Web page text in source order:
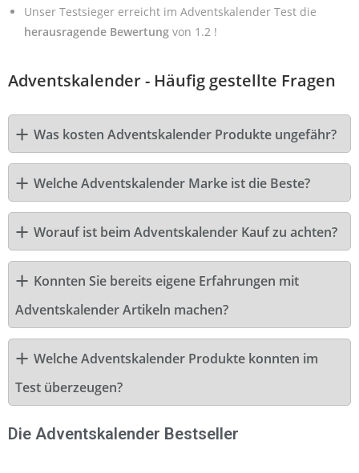
Unser Testsieger erreicht im Adventskalender Test die
herausragende Bewertung von 1.2 !
Adventskalender - Häufig gestellte Fragen
Was kosten Adventskalender Produkte ungefähr?
Welche Adventskalender Marke ist die Beste?
Worauf ist beim Adventskalender Kauf zu achten?
Konnten Sie bereits eigene Erfahrungen mit
Adventskalender Artikeln machen?
Welche Adventskalender Produkte konnten im
Test überzeugen?
Die Adventskalender Bestseller